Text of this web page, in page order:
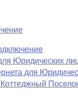
Юридических
для